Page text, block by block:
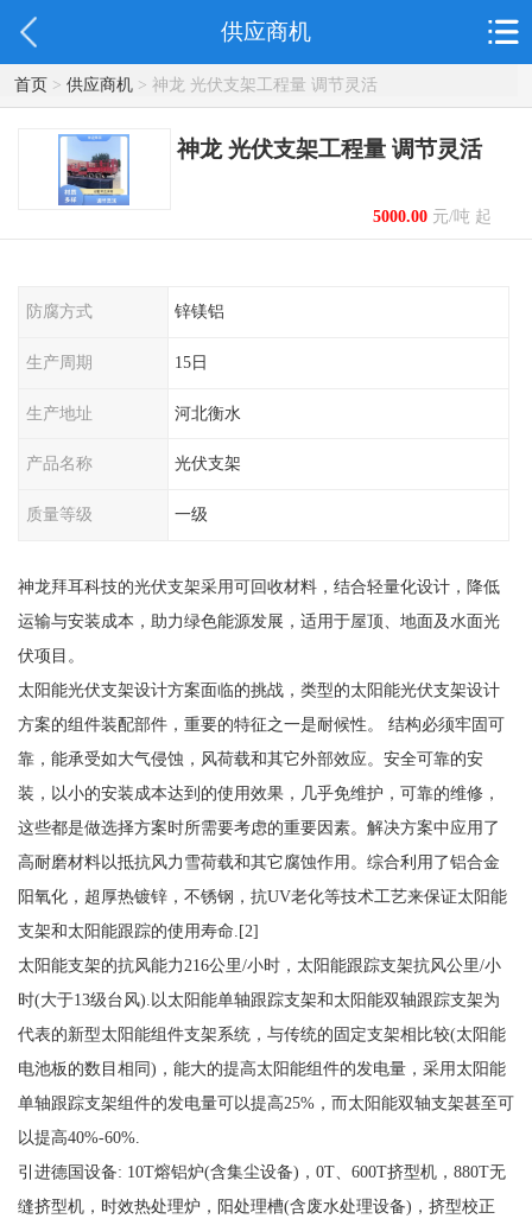
供应商机
首页> 供应商机> 神龙 光伏支架工程量 调节灵活
神龙 光伏支架工程量 调节灵活
5000.00元/吨 起
防腐方式 锌镁铝
生产周期 15日
生产地址 河北衡水
产品名称 光伏支架
质量等级 一级
神龙拜耳科技的光伏支架采用可回收材料，结合轻量化设计，降低
运输与安装成本，助力绿色能源发展，适用于屋顶、地面及水面光
伏项目。
太阳能光伏支架设计方案面临的挑战，类型的太阳能光伏支架设计
方案的组件装配部件，重要的特征之一是耐候性。 结构必须牢固可
靠，能承受如大气侵蚀，风荷载和其它外部效应。安全可靠的安
装，以小的安装成本达到的使用效果，几乎免维护，可靠的维修，
这些都是做选择方案时所需要考虑的重要因素。解决方案中应用了
高耐磨材料以抵抗风力雪荷载和其它腐蚀作用。综合利用了铝合金
阳氧化，超厚热镀锌，不锈钢，抗UV老化等技术工艺来保证太阳能
支架和太阳能跟踪的使用寿命.[2]
太阳能支架的抗风能力216公里/小时，太阳能跟踪支架抗风公里/小
时(大于13级台风).以太阳能单轴跟踪支架和太阳能双轴跟踪支架为
代表的新型太阳能组件支架系统，与传统的固定支架相比较(太阳能
电池板的数目相同)，能大的提高太阳能组件的发电量，采用太阳能
单轴跟踪支架组件的发电量可以提高25%，而太阳能双轴支架甚至可
以提高40%-60%.
引进德国设备: 10T熔铝炉(含集尘设备)，0T、600T挤型机，880T无
缝挤型机，时效热处理炉，阳处理槽(含废水处理设备)，挤型校正